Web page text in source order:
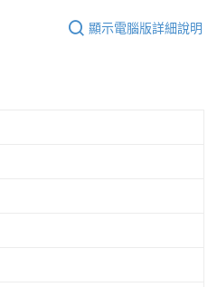
顯示電腦版詳細說明